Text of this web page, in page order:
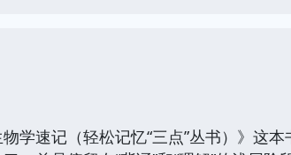
学速记（轻松记忆“三点”丛书）》这